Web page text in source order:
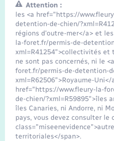
Attention :
les <a href="https://
detention-de-chien/
régions d'outre-mer</a> et
la-foret.fr/permis-de-
xml=R41254">collectivités
ne sont pas concernés, ni le
foret.fr/permis-de-detention-
xml=R62506">Royaume-Uni</
href="https://www.fleury-la-
de-chien/?xml=R59895">îles
îles Canaries, ni Andorre, ni
pays, vous devez consulter le
territoriales</span>.